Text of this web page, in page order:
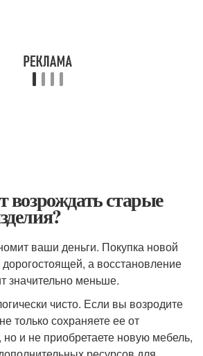
возрождать старые
ваши деньги. Покупка новой
а восстановление
значительно меньше.
чисто. Если вы возродите
только сохраняете ее от
и не приобретаете новую мебель,